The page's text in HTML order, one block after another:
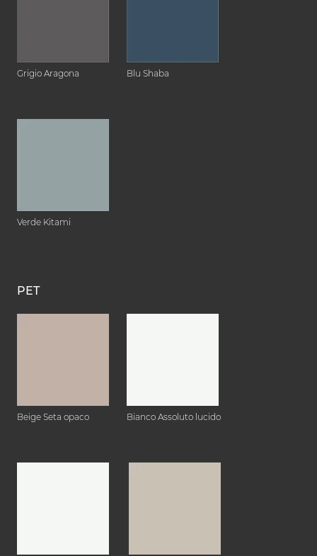
Grigio Aragona Blu Shaba
Verde Kitami
PET
Beige Seta opaco Bianco Assoluto lucido